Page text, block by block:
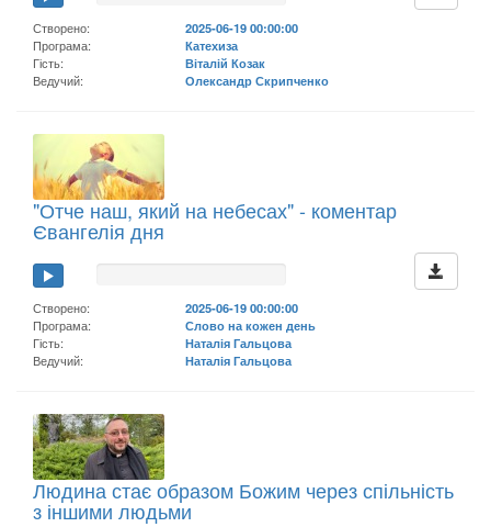
Створено:
2025-06-19 00:00:00
Програма:
Катехиза
Гість:
Віталій Козак
Ведучий:
Олександр Скрипченко
"Отче наш, який на небесах" - коментар
Євангелія дня
Створено:
2025-06-19 00:00:00
Програма:
Слово на кожен день
Гість:
Наталія Гальцова
Ведучий:
Наталія Гальцова
Людина стає образом Божим через спільність
з іншими людьми